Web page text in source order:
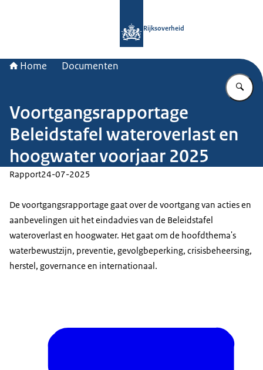
Rijksoverheid
Home Documenten
Voortgangsrapportage
Beleidstafel wateroverlast en
hoogwater voorjaar 2025
Rapport24-07-2025
De voortgangsrapportage gaat over de voortgang van acties en
aanbevelingen uit het eindadvies van de Beleidstafel
wateroverlast en hoogwater. Het gaat om de hoofdthema's
waterbewustzijn, preventie, gevolgbeperking, crisisbeheersing,
herstel, governance en internationaal.